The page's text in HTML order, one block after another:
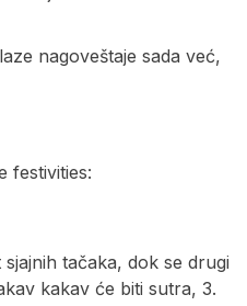
nagoveštaje sada već,
festivities:
tačaka, dok se drugi
kakav će biti sutra, 3.